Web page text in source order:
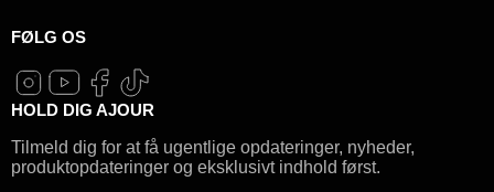
FØLG OS
HOLD DIG AJOUR
Tilmeld dig for at få ugentlige opdateringer, nyheder,
produktopdateringer og eksklusivt indhold først.